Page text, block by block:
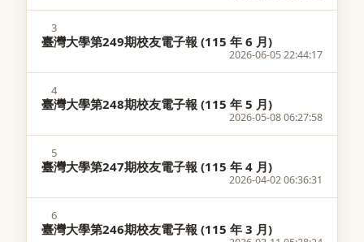
3
臺灣大學第249期校友電子報 (115 年 6 月)
2026-06-05 22:44:17
4
臺灣大學第248期校友電子報 (115 年 5 月)
2026-05-08 06:27:58
5
臺灣大學第247期校友電子報 (115 年 4 月)
2026-04-02 06:36:31
6
臺灣大學第246期校友電子報 (115 年 3 月)